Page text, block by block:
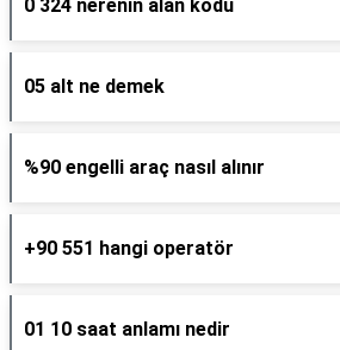
0 324 nerenin alan kodu
05 alt ne demek
%90 engelli araç nasıl alınır
+90 551 hangi operatör
01 10 saat anlamı nedir